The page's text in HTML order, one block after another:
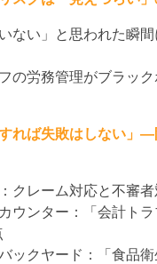
ない」と思われた瞬間
の労務管理がブラッ
れば失敗はしない」
クレーム対応と不審
ウンター：「会計ト
ックヤード：「食品衛